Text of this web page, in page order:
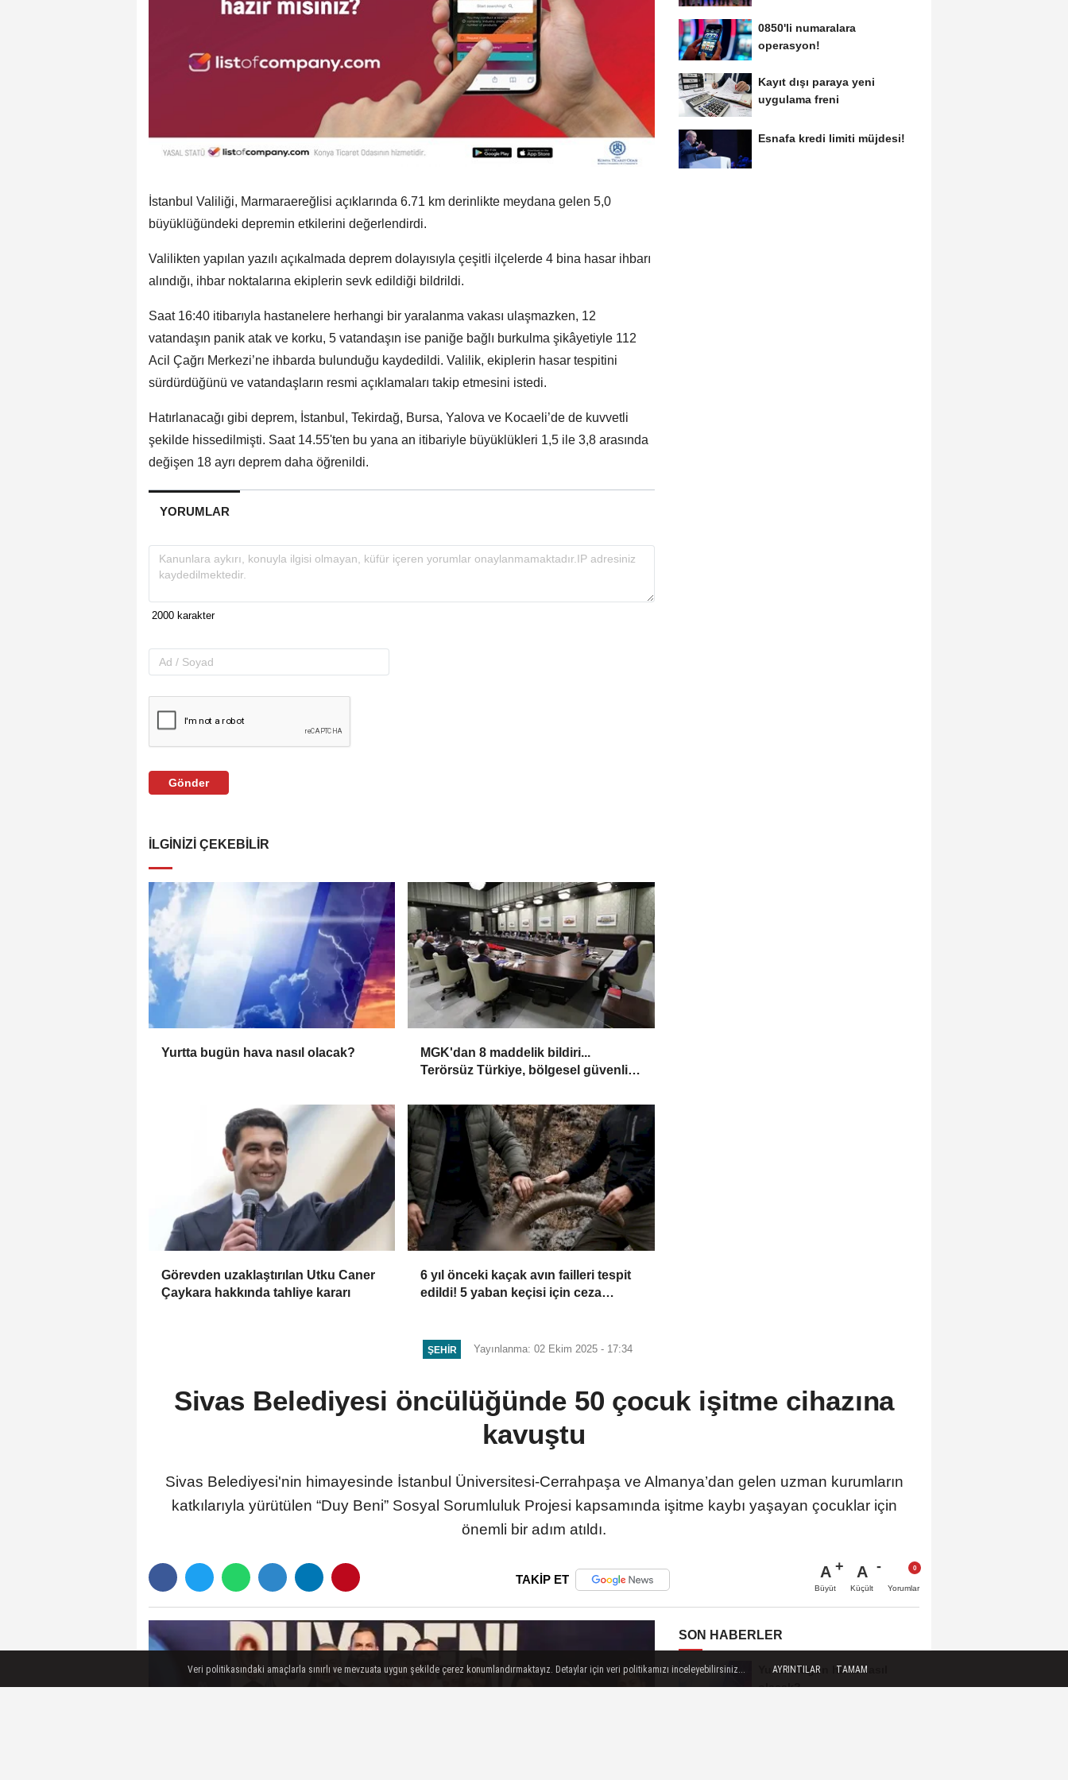
İstanbul Valiliği, Marmaraereğlisi açıklarında 6.71 km derinlikte meydana gelen 5,0
büyüklüğündeki depremin etkilerini değerlendirdi.
Valilikten yapılan yazılı açıkalmada deprem dolayısıyla çeşitli ilçelerde 4 bina hasar ihbarı
alındığı, ihbar noktalarına ekiplerin sevk edildiği bildrildi.
Saat 16:40 itibarıyla hastanelere herhangi bir yaralanma vakası ulaşmazken, 12
vatandaşın panik atak ve korku, 5 vatandaşın ise paniğe bağlı burkulma şikâyetiyle 112
Acil Çağrı Merkezi’ne ihbarda bulunduğu kaydedildi. Valilik, ekiplerin hasar tespitini
sürdürdüğünü ve vatandaşların resmi açıklamaları takip etmesini istedi.
Hatırlanacağı gibi deprem, İstanbul, Tekirdağ, Bursa, Yalova ve Kocaeli’de de kuvvetli
şekilde hissedilmişti. Saat 14.55'ten bu yana an itibariyle büyüklükleri 1,5 ile 3,8 arasında
değişen 18 ayrı deprem daha öğrenildi.
YORUMLAR
Gönder
İLGINIZI ÇEKEBILIR
Yurtta bugün hava nasıl olacak?
MGK'dan 8 maddelik bildiri...
Terörsüz Türkiye, bölgesel güvenlik
Görevden uzaklaştırılan Utku Caner
Çaykara hakkında tahliye kararı
6 yıl önceki kaçak avın failleri tespit
edildi! 5 yaban keçisi için ceza
0850'li numaralara
operasyon!
Kayıt dışı paraya yeni
uygulama freni
Esnafa kredi limiti müjdesi!
ŞEHIR Yayınlanma: 02 Ekim 2025 - 17:34
Sivas Belediyesi öncülüğünde 50 çocuk işitme cihazına
kavuştu
Sivas Belediyesi'nin himayesinde İstanbul Üniversitesi-Cerrahpaşa ve Almanya’dan gelen uzman kurumların
katkılarıyla yürütülen “Duy Beni” Sosyal Sorumluluk Projesi kapsamında işitme kaybı yaşayan çocuklar için
önemli bir adım atıldı.
TAKİP ET A
Büyüt
A
Küçült Yorumlar
SON HABERLER
Yurtta bugün hava nasıl
olacak?
Veri politikasındaki amaçlarla sınırlı ve mevzuata uygun şekilde çerez konumlandırmaktayız. Detaylar için veri politikamızı inceleyebilirsiniz... AYRINTILAR TAMAM